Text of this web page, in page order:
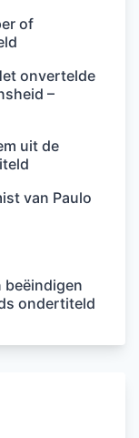
of
onvertelde
–
uit de
van Paulo
beëindigen
ondertiteld